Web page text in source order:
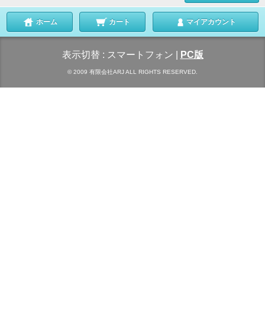
ホーム カート マイアカウント
表示切替 : スマートフォン PC版
© 2009 有限会社ARJ ALL RIGHTS RESERVED.